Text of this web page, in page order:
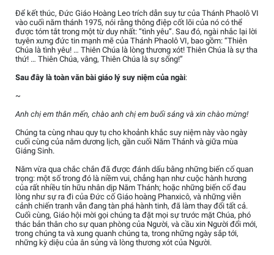
Để kết thúc, Đức Giáo Hoàng Leo trích dẫn suy tư của Thánh Phaolô VI
vào cuối năm thánh 1975, nói rằng thông điệp cốt lõi của nó có thể
được tóm tắt trong một từ duy nhất: “tình yêu”. Sau đó, ngài nhắc lại lời
tuyên xưng đức tin mạnh mẽ của Thánh Phaolô VI, bao gồm: “Thiên
Chúa là tình yêu! … Thiên Chúa là lòng thương xót! Thiên Chúa là sự tha
thứ! … Thiên Chúa, vâng, Thiên Chúa là sự sống!”
Sau đây là toàn văn bài giáo lý suy niệm của ngài:
~
Anh chị em thân mến, chào anh chị em buổi sáng và xin chào mừng!
Chúng ta cùng nhau quy tụ cho khoảnh khắc suy niệm này vào ngày
cuối cùng của năm dương lịch, gần cuối Năm Thánh và giữa mùa
Giáng Sinh.
Năm vừa qua chắc chắn đã được đánh dấu bằng những biến cố quan
trọng: một số trong đó là niềm vui, chẳng hạn như cuộc hành hương
của rất nhiều tín hữu nhân dịp Năm Thánh; hoặc những biến cố đau
lòng như sự ra đi của Đức cố Giáo hoàng Phanxicô, và những viễn
cảnh chiến tranh vẫn đang tàn phá hành tinh, đã làm thay đổi tất cả.
Cuối cùng, Giáo hội mời gọi chúng ta đặt mọi sự trước mặt Chúa, phó
thác bản thân cho sự quan phòng của Người, và cầu xin Người đổi mới,
trong chúng ta và xung quanh chúng ta, trong những ngày sắp tới,
những kỳ diệu của ân sủng và lòng thương xót của Người.